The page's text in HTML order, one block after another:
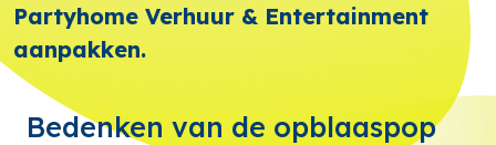
Partyhome Verhuur & Entertainment
aanpakken.
Bedenken van de opblaaspop